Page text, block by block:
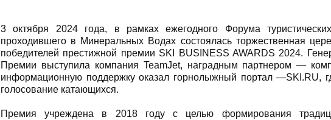
3 октября 2024 года, в рамках ежегодного Форума
проходившего в Минеральных Водах состоялась торжественная
победителей престижной премии SKI BUSINESS AWARDS 2024.
Премии выступила компания TeamJet, наградным партнером —
информационную поддержку оказал горнолыжный портал —SKI.RU,
голосование катающихся.
Премия учреждена в 2018 году с целью формирования